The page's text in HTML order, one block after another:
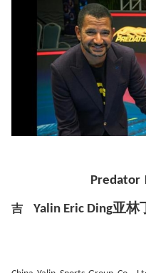
Predator
吉 Yalin Eric Ding亚林